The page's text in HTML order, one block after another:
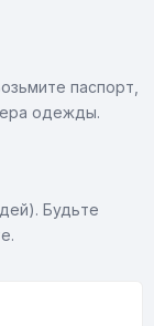
паспорт,
одежды.
Будьте